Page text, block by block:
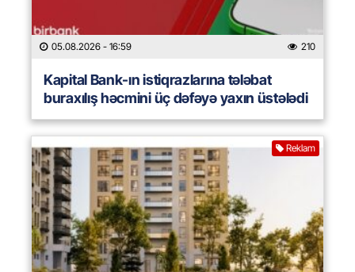
05.08.2026 - 16:59 210
Kapital Bank-ın istiqrazlarına tələbat
buraxılış həcmini üç dəfəyə yaxın üstələdi
Reklam